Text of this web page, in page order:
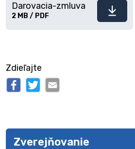
Stiahnuť
Darovacia-zmluva
2 MB / PDF
Zdieľajte
Zverejňovanie